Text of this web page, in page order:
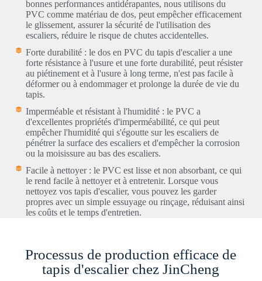
bonnes performances antidérapantes, nous utilisons du
PVC comme matériau de dos, peut empêcher efficacement
le glissement, assurer la sécurité de l'utilisation des
escaliers, réduire le risque de chutes accidentelles.
Forte durabilité : le dos en PVC du tapis d'escalier a une
forte résistance à l'usure et une forte durabilité, peut résister
au piétinement et à l'usure à long terme, n'est pas facile à
déformer ou à endommager et prolonge la durée de vie du
tapis.
Imperméable et résistant à l'humidité : le PVC a
d'excellentes propriétés d'imperméabilité, ce qui peut
empêcher l'humidité qui s'égoutte sur les escaliers de
pénétrer la surface des escaliers et d'empêcher la corrosion
ou la moisissure au bas des escaliers.
Facile à nettoyer : le PVC est lisse et non absorbant, ce qui
le rend facile à nettoyer et à entretenir. Lorsque vous
nettoyez vos tapis d'escalier, vous pouvez les garder
propres avec un simple essuyage ou rinçage, réduisant ainsi
les coûts et le temps d'entretien.
Processus de production efficace de
tapis d'escalier chez JinCheng